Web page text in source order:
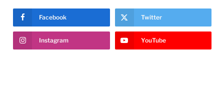
Facebook Twitter
Instagram YouTube